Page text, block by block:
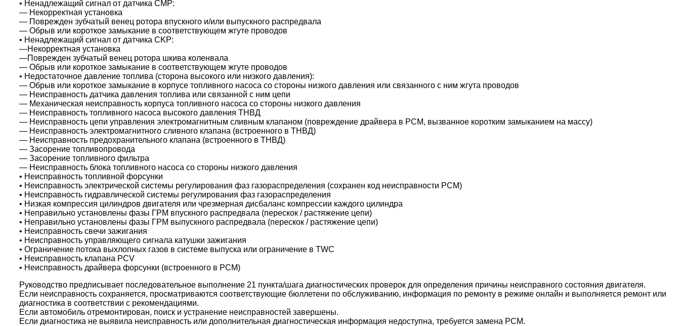
• Ненадлежащий сигнал от датчика CMP:
— Некорректная установка
— Поврежден зубчатый венец ротора впускного и/или выпускного распредвала
— Обрыв или короткое замыкание в соответствующем жгуте проводов
• Ненадлежащий сигнал от датчика CKP:
—Некорректная установка
—Поврежден зубчатый венец ротора шкива коленвала
— Обрыв или короткое замыкание в соответствующем жгуте проводов
• Недостаточное давление топлива (сторона высокого или низкого давления):
— Обрыв или короткое замыкание в корпусе топливного насоса со стороны низкого давления или связанного с ним жгута проводов
— Неисправность датчика давления топлива или связанной с ним цепи
— Механическая неисправность корпуса топливного насоса со стороны низкого давления
— Неисправность топливного насоса высокого давления ТНВД
— Неисправность цепи управления электромагнитным сливным клапаном (повреждение драйвера в PCM, вызванное коротким замыканием на массу)
— Неисправность электромагнитного сливного клапана (встроенного в ТНВД)
— Неисправность предохранительного клапана (встроенного в ТНВД)
— Засорение топливопровода
— Засорение топливного фильтра
— Неисправность блока топливного насоса со стороны низкого давления
• Неисправность топливной форсунки
• Неисправность электрической системы регулирования фаз газораспределения (сохранен код неисправности PCM)
• Неисправность гидравлической системы регулирования фаз газораспределения
• Низкая компрессия цилиндров двигателя или чрезмерная дисбаланс компрессии каждого цилиндра
• Неправильно установлены фазы ГРМ впускного распредвала (перескок / растяжение цепи)
• Неправильно установлены фазы ГРМ выпускного распредвала (перескок / растяжение цепи)
• Неисправность свечи зажигания
• Неисправность управляющего сигнала катушки зажигания
• Ограничение потока выхлопных газов в системе выпуска или ограничение в TWC
• Неисправность клапана PCV
• Неисправность драйвера форсунки (встроенного в PCM)
Руководство предписывает последовательное выполнение 21 пункта/шага диагностических проверок для определения причины неисправного состояния двигателя.
Если неисправность сохраняется, просматриваются соответствующие бюллетени по обслуживанию, информация по ремонту в режиме онлайн и выполняется ремонт или
диагностика в соответствии с рекомендациями.
Если автомобиль отремонтирован, поиск и устранение неисправностей завершены.
Если диагностика не выявила неисправность или дополнительная диагностическая информация недоступна, требуется замена PCM.